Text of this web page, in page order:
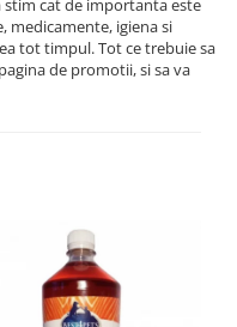
cat de importanta este
medicamente, igiena si
tot timpul. Tot ce trebuie sa
de promotii, si sa va